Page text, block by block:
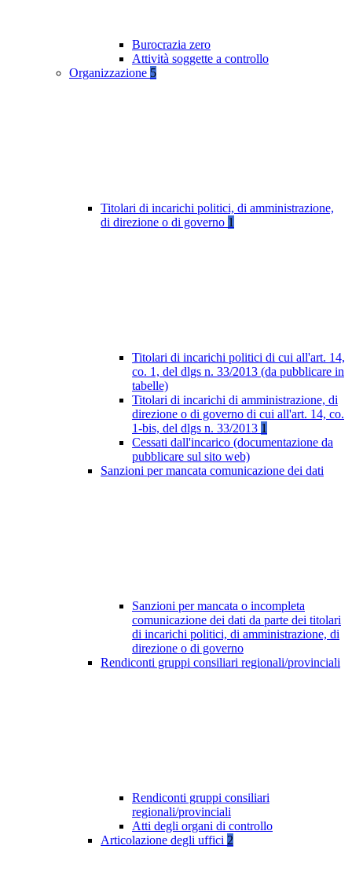
Burocrazia zero
Attività soggette a controllo
Organizzazione 5
Titolari di incarichi politici, di amministrazione,
di direzione o di governo 1
Titolari di incarichi politici di cui all'art. 14,
co. 1, del dlgs n. 33/2013 (da pubblicare in
tabelle)
Titolari di incarichi di amministrazione, di
direzione o di governo di cui all'art. 14, co.
1-bis, del dlgs n. 33/2013 1
Cessati dall'incarico (documentazione da
pubblicare sul sito web)
Sanzioni per mancata comunicazione dei dati
Sanzioni per mancata o incompleta
comunicazione dei dati da parte dei titolari
di incarichi politici, di amministrazione, di
direzione o di governo
Rendiconti gruppi consiliari regionali/provinciali
Rendiconti gruppi consiliari
regionali/provinciali
Atti degli organi di controllo
Articolazione degli uffici 2